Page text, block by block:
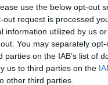
use the below opt-out
request is processed
information utilized by us
You may separately
on the IAB’s list of
us to third parties on the
other third parties.
mexikói